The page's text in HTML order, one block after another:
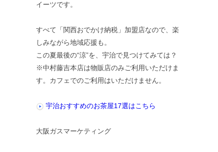
イーツです。
すべて「関西おでかけ納税」加盟店なので、楽
しみながら地域応援も。
この夏最後の“涼”を、宇治で見つけてみては？
※中村藤吉本店は物販店のみご利用いただけま
す。カフェでのご利用はいただけません。
宇治おすすめのお茶屋17選はこちら
大阪ガスマーケティング